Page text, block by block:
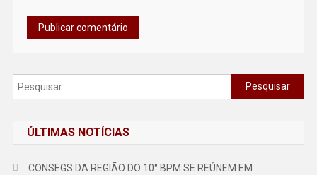
Pesquisar
por:
ÚLTIMAS NOTÍCIAS
CONSEGS DA REGIÃO DO 10° BPM SE REÚNEM EM